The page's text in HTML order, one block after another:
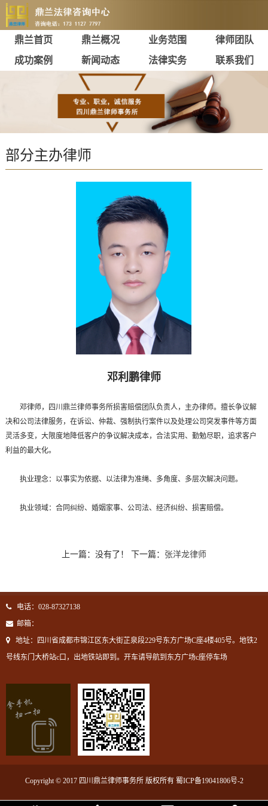
鼎兰首页 鼎兰概况 业务范围
律师团队
成功案例
新闻动态 法律实务 联系我们
部分主办律师
邓利鹏律师
邓律师，四川鼎兰律师事务所损害赔偿团队负责人，主办律师。擅长争议解
决和公司法律服务，在诉讼、仲裁、强制执行案件以及处理公司突发事件等方面
灵活多变，大限度地降低客户的争议解决成本，合法实用、勤勉尽职，追求客户
利益的最大化。
执业理念：以事实为依据、以法律为准绳、多角度、多层次解决问题。
执业领域：合同纠纷、婚姻家事、公司法、经济纠纷、损害赔偿。
上一篇：没有了！ 下一篇： 张洋龙律师
电话：028-87327138
邮箱：
地址：四川省成都市锦江区东大街芷泉段229号东方广场C座4楼405号。地铁2
号线东门大桥站c口，出地铁站即到。开车请导航到东方广场c座停车场
Copyright © 2017 四川鼎兰律师事务所 版权所有 蜀ICP备19041806号-2